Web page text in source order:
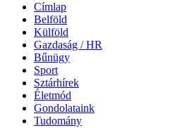
Címlap
Belföld
Külföld
Gazdaság / HR
Bűnügy
Sport
Sztárhírek
Életmód
Gondolataink
Tudomány